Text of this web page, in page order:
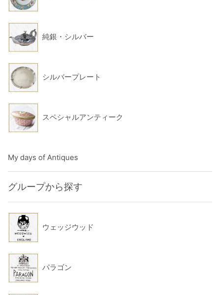
純銀・シルバー
シルバープレート
スペシャルアンティーク
My days of Antiques
グループから探す
ウェッジウッド
パラゴン